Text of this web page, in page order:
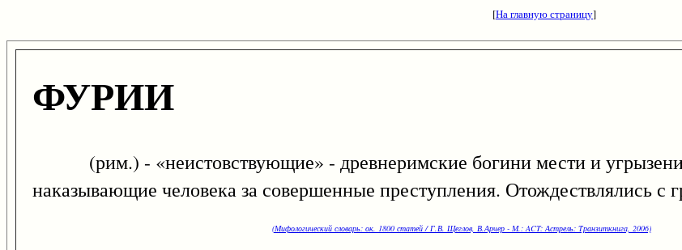
[На главную страницу]
ФУРИИ
(рим.) - «неистовствующие» - древнеримские богини мести и
наказывающие человека за совершенные преступления. Отождествлялись с
(Мифологический словарь: ок. 1800 статей / Г.В. Щеглов, В.Арчер - М.: ACT: Астрель: Транзиткнига, 2006)